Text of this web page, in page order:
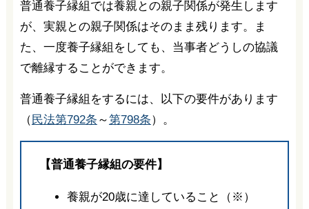
普通養子縁組では養親との親子関係が発生します
が、実親との親子関係はそのまま残ります。ま
た、一度養子縁組をしても、当事者どうしの協議
で離縁することができます。
普通養子縁組をするには、以下の要件があります
（ 民法第792条 ～第798条）。
【普通養子縁組の要件】
養親が20歳に達していること（※）